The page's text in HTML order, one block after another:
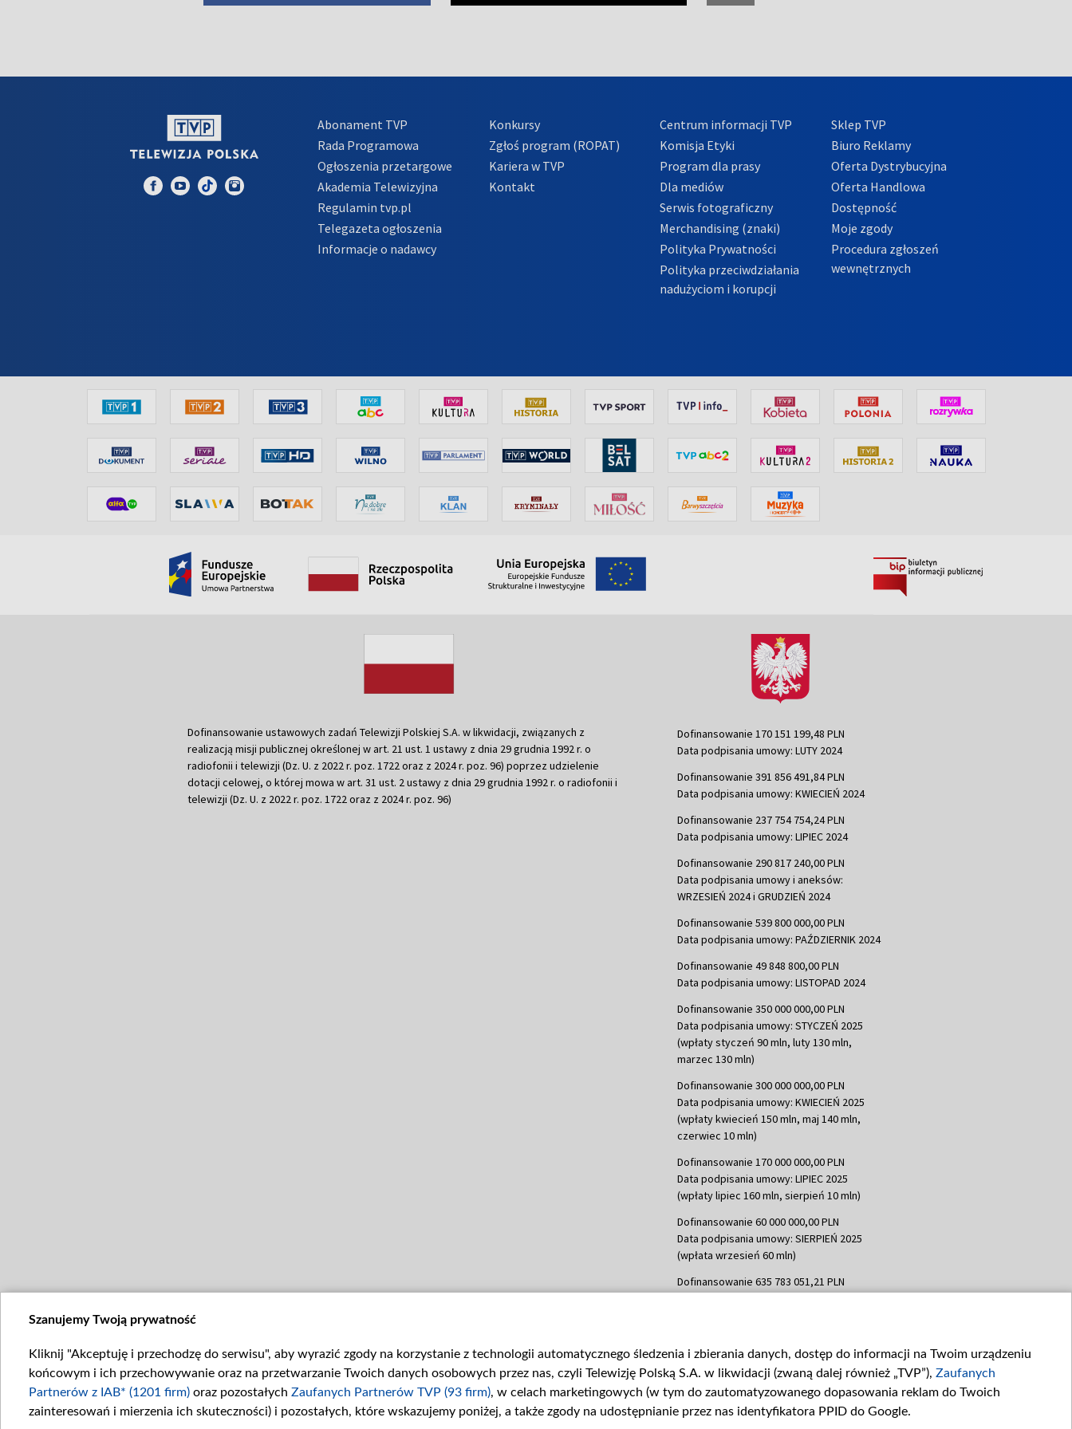
Abonament TVP
Rada Programowa
Ogłoszenia przetargowe
Akademia Telewizyjna
Regulamin tvp.pl
Telegazeta ogłoszenia
Informacje o nadawcy
Konkursy
Zgłoś program (ROPAT)
Kariera w TVP
Kontakt
Centrum informacji TVP
Komisja Etyki
Program dla prasy
Dla mediów
Serwis fotograficzny
Merchandising (znaki)
Polityka Prywatności
Polityka przeciwdziałania
nadużyciom i korupcji
Sklep TVP
Biuro Reklamy
Oferta Dystrybucyjna
Oferta Handlowa
Dostępność
Moje zgody
Procedura zgłoszeń
wewnętrznych
Dofinansowanie ustawowych zadań Telewizji Polskiej S.A. w likwidacji, związanych z
realizacją misji publicznej określonej w art. 21 ust. 1 ustawy z dnia 29 grudnia 1992 r. o
radiofonii i telewizji (Dz. U. z 2022 r. poz. 1722 oraz z 2024 r. poz. 96) poprzez udzielenie
dotacji celowej, o której mowa w art. 31 ust. 2 ustawy z dnia 29 grudnia 1992 r. o radiofonii i
telewizji (Dz. U. z 2022 r. poz. 1722 oraz z 2024 r. poz. 96)
Dofinansowanie 170 151 199,48 PLN
Data podpisania umowy: LUTY 2024
Dofinansowanie 391 856 491,84 PLN
Data podpisania umowy: KWIECIEŃ 2024
Dofinansowanie 237 754 754,24 PLN
Data podpisania umowy: LIPIEC 2024
Dofinansowanie 290 817 240,00 PLN
Data podpisania umowy i aneksów:
WRZESIEŃ 2024 i GRUDZIEŃ 2024
Dofinansowanie 539 800 000,00 PLN
Data podpisania umowy: PAŹDZIERNIK 2024
Dofinansowanie 49 848 800,00 PLN
Data podpisania umowy: LISTOPAD 2024
Dofinansowanie 350 000 000,00 PLN
Data podpisania umowy: STYCZEŃ 2025
(wpłaty styczeń 90 mln, luty 130 mln,
marzec 130 mln)
Dofinansowanie 300 000 000,00 PLN
Data podpisania umowy: KWIECIEŃ 2025
(wpłaty kwiecień 150 mln, maj 140 mln,
czerwiec 10 mln)
Dofinansowanie 170 000 000,00 PLN
Data podpisania umowy: LIPIEC 2025
(wpłaty lipiec 160 mln, sierpień 10 mln)
Dofinansowanie 60 000 000,00 PLN
Data podpisania umowy: SIERPIEŃ 2025
(wpłata wrzesień 60 mln)
Dofinansowanie 635 783 051,21 PLN
Dofinansowanie 48 862 000,00 PLN
Data podpisania umowy: GRUDZIEŃ 2025
(wpłata grudzień 60,548 mln)
Dofinansowanie 900 000 000,00 PLN
Szanujemy Twoją prywatność
Kliknij "Akceptuję i przechodzę do serwisu", aby wyrazić zgody na korzystanie z technologii automatycznego śledzenia i zbierania danych, dostęp do informacji na Twoim urządzeniu
końcowym i ich przechowywanie oraz na przetwarzanie Twoich danych osobowych przez nas, czyli Telewizję Polską S.A. w likwidacji (zwaną dalej również „TVP”), Zaufanych
Partnerów z IAB* (1201 firm) oraz pozostałych Zaufanych Partnerów TVP (93 firm), w celach marketingowych (w tym do zautomatyzowanego dopasowania reklam do Twoich
zainteresowań i mierzenia ich skuteczności) i pozostałych, które wskazujemy poniżej, a także zgody na udostępnianie przez nas identyfikatora PPID do Google.